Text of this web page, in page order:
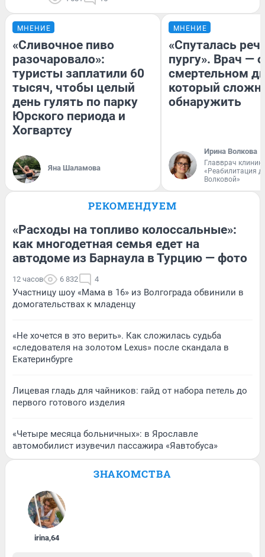
МНЕНИЕ
«Сливочное пиво
разочаровало»:
туристы заплатили 60
тысяч, чтобы целый
день гулять по парку
Юрского периода и
Хогвартсу
Яна Шаламова
МНЕНИЕ
«Спуталась
пургу». Врач — о
смертельном
который
обнаружить
Ирина Волкова
Главврач
«Реабилитация
Волковой»
РЕКОМЕНДУЕМ
«Расходы на топливо колоссальные»:
как многодетная семья едет на
автодоме из Барнаула в Турцию — фото
12 часов 6 832 4
Участницу шоу «Мама в 16» из Волгограда обвинили в
домогательствах к младенцу
«Не хочется в это верить». Как сложилась судьба
«следователя на золотом Lexus» после скандала в
Екатеринбурге
Лицевая гладь для чайников: гайд от набора петель до
первого готового изделия
«Четыре месяца больничных»: в Ярославле
автомобилист изувечил пассажира «Яавтобуса»
ЗНАКОМСТВА
irina,64